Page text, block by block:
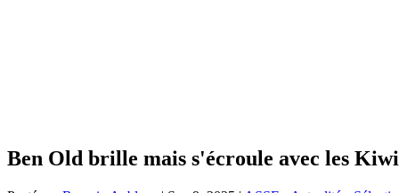
Ben Old brille mais s'écroule avec les